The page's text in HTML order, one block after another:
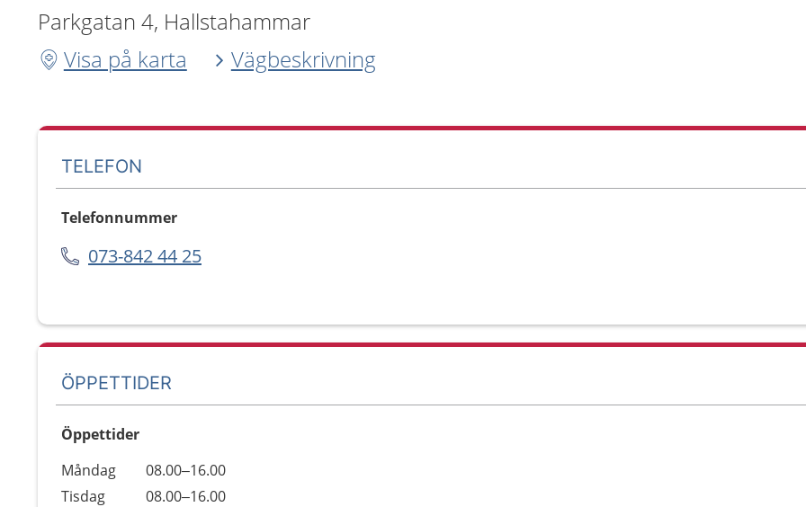
Parkgatan 4, Hallstahammar
Visa på karta
Vägbeskrivning
TELEFON
Telefonnummer
073-842 44 25
ÖPPETTIDER
Öppettider
Dag
Öppettider
Kommentarer
Måndag
08.00–16.00
Tisdag
08.00–16.00